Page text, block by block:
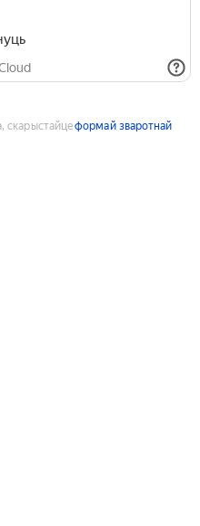
скарыстайцеформай зваротнай